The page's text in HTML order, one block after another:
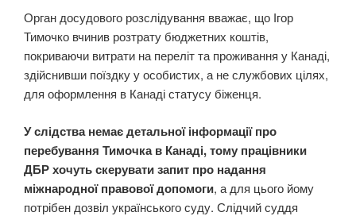
Орган досудового розслідування вважає, що Ігор
Тимочко вчинив розтрату бюджетних коштів,
покриваючи витрати на переліт та проживання у Канаді,
здійснивши поїздку у особистих, а не службових цілях,
для оформлення в Канаді статусу біженця.
У слідства немає детальної інформації про
перебування Тимочка в Канаді, тому працівники
ДБР хочуть скерувати запит про надання
міжнародної правової допомоги, а для цього йому
потрібен дозвіл українського суду. Слідчий суддя